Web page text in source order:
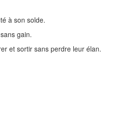
à son solde.
gain.
et sortir sans perdre leur élan.